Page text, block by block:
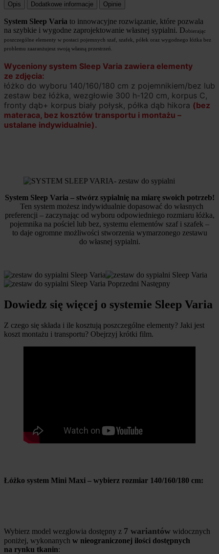
Opis Dodatkowe informacje Opinie
System Sleep Varia to innowacyjne rozwiązanie, które pozwala
na szybkie i wygodne zaprojektowanie własnej sypialni. Dobierając
poszczególne elementy w postaci pojemnych szaf, szafek, półek oraz wygodnego łóżka bez
problemu zaaranżujesz swoją własną przestrzeń.
Wyceniony system Sleep Varia zawiera elementy
ze zdjęcia:
łóżko do wyboru 140/160/180 cm z pojemnikiem/bez lub
zestaw bez łóżka, wezgłowie 300 h-120 cm, korpus C,
fronty dąb+ korpus biały połysk, półka dąb hikora (bez
materaca, bez kosztów transportu i montażu –
ustalane indywidualnie).
System Sleep Varia – stwórz sypialnię na miarę swoich potrzeb!
Ten system możesz indywidualnie dopasować do własnych
preferencji – zaczynając od wyboru odpowiedniego rozmiaru łóżka,
pojemnika na pościel lub bez, systemu elementów szaf i szafek –
to daje ogromne możliwości stworzenia wymarzonego zestawu
do własnej sypialni.
Poprzedni Następny
Dowiedz się więcej o systemie Sleep Varia
Z czego się składa i ile kosztują poszczególne elementy? Jaki jest
koszt montażu i transportu? Obejrzyj krótki film.
Łóżko system Mini Maxi – wybierz rozmiar 140/160/180 cm:
Wybierz model wezgłowia dostępny z 7 wariantów widocznych
poniżej, wykonanych w nieograniczonej ilości dostępnych
na rynku tkanin: